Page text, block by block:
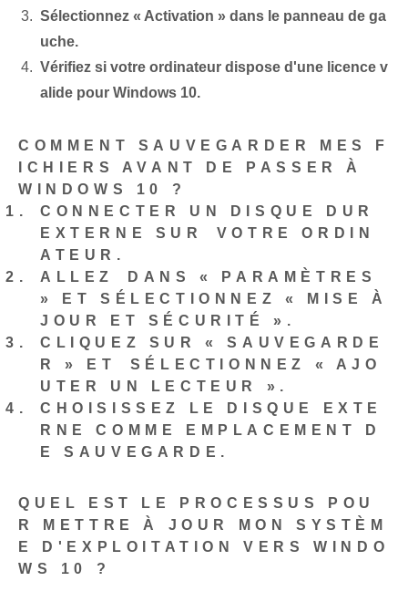
Sélectionnez « Activation »⁢ dans le panneau de ga
uche.
Vérifiez si votre ordinateur dispose d'une licence v
alide pour Windows 10.
COMMENT SAUVEGARDER MES F
ICHIERS AVANT DE PASSER À
WINDOWS 10 ?
CONNECTER UN DISQUE DUR
EXTERNE
SUR ⁢VOTRE ORDIN
ATEUR.
ALLEZ⁤ DANS « PARAMÈTRES
» ET SÉLECTIONNEZ « MISE À
JOUR ET SÉCURITÉ ».
CLIQUEZ SUR « SAUVEGARDE
R » ET⁢ SÉLECTIONNEZ « AJO
UTER UN LECTEUR ».
CHOISISSEZ LE DISQUE EXTE
RNE COMME EMPLACEMENT D
E SAUVEGARDE.
QUEL EST LE PROCESSUS POU
R METTRE À JOUR‌ MON SYSTÈM
E D'EXPLOITATION VERS WINDO
WS 10 ?